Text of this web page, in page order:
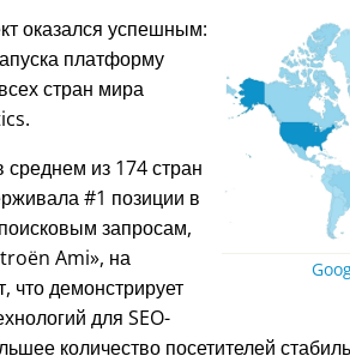
оказался успешным:
платформу
стран мира
из 174 стран
#1 позиции в
запросам,
Ami , на
что демонстрирует
для SEO-
количество посетителей